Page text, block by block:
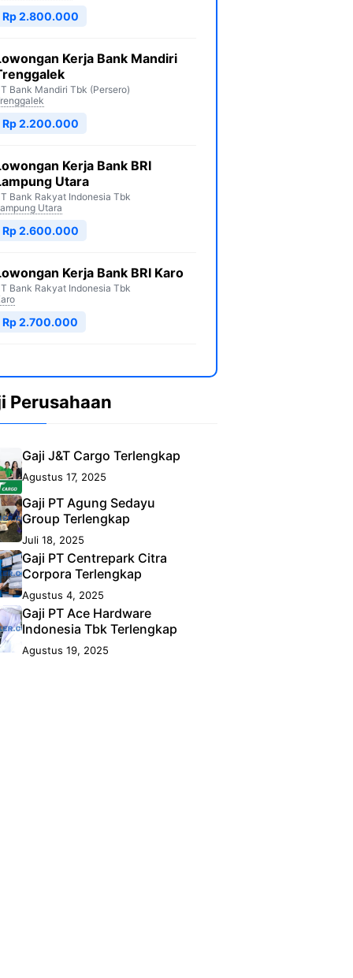
Rp 2.800.000
Kerja Bank Mandiri
Bank Mandiri Tbk (Persero)
Rp 2.200.000
Kerja Bank BRI
Utara
Bank Rakyat Indonesia Tbk
Utara
Rp 2.600.000
Kerja Bank BRI Karo
Bank Rakyat Indonesia Tbk
Rp 2.700.000
Perusahaan
Gaji J&T Cargo Terlengkap
Agustus 17, 2025
Gaji PT Agung Sedayu
Group Terlengkap
Juli 18, 2025
Gaji PT Centrepark Citra
Corpora Terlengkap
Agustus 4, 2025
Gaji PT Ace Hardware
Indonesia Tbk Terlengkap
Agustus 19, 2025